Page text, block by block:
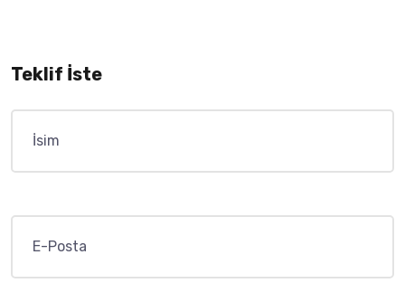
Teklif İste